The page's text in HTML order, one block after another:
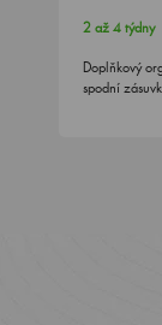
2 až 4 týdny
Doplňkový
spodní